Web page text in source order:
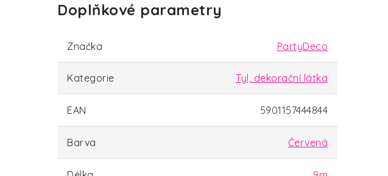
Doplňkové parametry
Značka PartyDeco
Kategorie Tyl, dekorační látka
EAN 5901157444844
Barva Červená